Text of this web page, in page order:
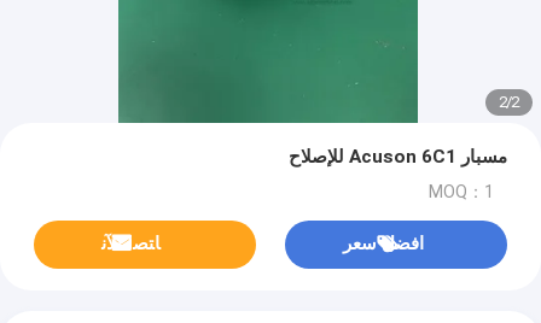
2
/
2
مسبار Acuson 6C1 للإصلاح
MOQ：1
افضل سعر ﺎﺘﺼﻟ ﺍﻶﻧ